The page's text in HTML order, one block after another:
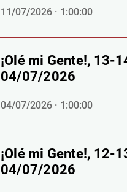
11/07/2026 · 1:00:00
¡Olé mi Gente!, 13-
04/07/2026
04/07/2026 · 1:00:00
¡Olé mi Gente!, 12-
04/07/2026